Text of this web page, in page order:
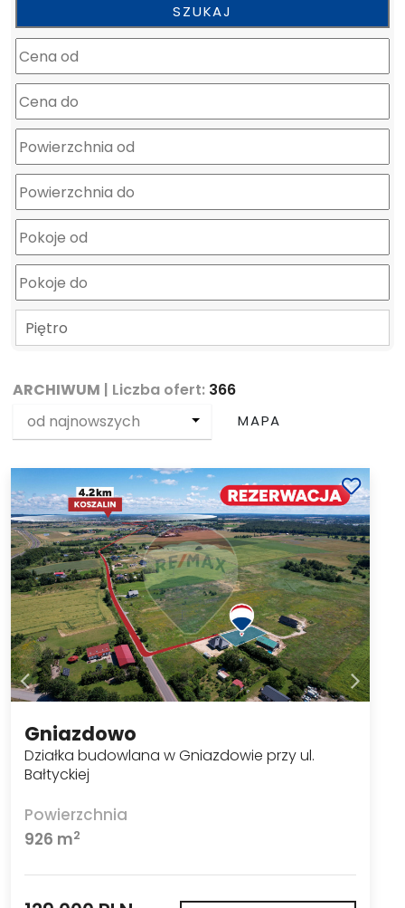
Piętro
ARCHIWUM | Liczba ofert: 366
od najnowszych
MAPA
Gniazdowo
Działka budowlana w Gniazdowie przy ul.
Bałtyckiej
Powierzchnia
926 m2